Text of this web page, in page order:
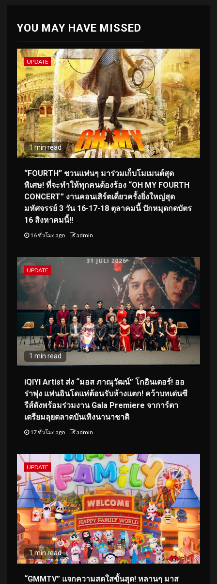
YOU MAY HAVE MISSED
UPDATE
1 min read
“FOURTH” ชวนแฟนๆ มาร่วมเก็บโมเมนต์สุด
พิเศษ! ที่จะทำให้ทุกคนต้องร้อง “OH MY FOURTH
CONCERT” งานคอนเสิร์ตเดี่ยวครั้งยิ่งใหญ่สุด
มหัศจรรย์ 3 วัน 16-17-18 ตุลาคมนี้ ปักหมุดกดบัตร
16 สิงหาคมนี้!!
16 ชั่วโมง ago admin
UPDATE
1 min read
iQIYI Artist ส่ง “มอส ภาณุวัฒน์” โกอินเตอร์! ออ
ร่าพุ่ง แฟนอินโดแห่ต้อนรับห้างแตก! คว้าบทเด่นซี
รีส์ดังพร้อมร่วมงาน Gala Premiere จาการ์ตา
เตรียมลุยตลาดบันเทิงนานาชาติ
17 ชั่วโมง ago admin
UPDATE
1 min read
“GMMTV” แจกความสดใสขั้นสุด! หลานๆ มาส